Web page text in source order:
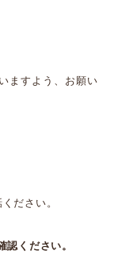
ますよう、お願い
ださい。
ください。